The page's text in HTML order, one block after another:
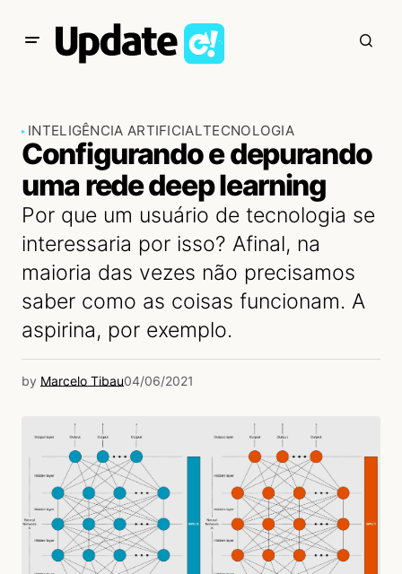
INTELIGÊNCIA ARTIFICIALTECNOLOGIA
Configurando e depurando
uma rede deep learning
Por que um usuário de tecnologia se
interessaria por isso? Afinal, na
maioria das vezes não precisamos
saber como as coisas funcionam. A
aspirina, por exemplo.
by Marcelo Tibau04/06/2021